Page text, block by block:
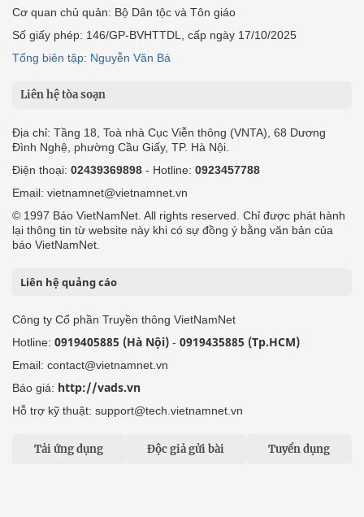
Cơ quan chủ quản: Bộ Dân tộc và Tôn giáo
Số giấy phép: 146/GP-BVHTTDL, cấp ngày 17/10/2025
Tổng biên tập: Nguyễn Văn Bá
Liên hệ tòa soạn
Địa chỉ: Tầng 18, Toà nhà Cục Viễn thông (VNTA), 68 Dương
Đình Nghệ, phường Cầu Giấy, TP. Hà Nội.
Điện thoại: 02439369898 - Hotline: 0923457788
Email: vietnamnet@vietnamnet.vn
© 1997 Báo VietNamNet. All rights reserved. Chỉ được phát hành
lại thông tin từ website này khi có sự đồng ý bằng văn bản của
báo VietNamNet.
Liên hệ quảng cáo
Công ty Cổ phần Truyền thông VietNamNet
Hotline: 0919405885 (Hà Nội) - 0919435885 (Tp.HCM)
Email: contact@vietnamnet.vn
Báo giá: http://vads.vn
Hỗ trợ kỹ thuật: support@tech.vietnamnet.vn
Tải ứng dụng Độc giả gửi bài Tuyển dụng